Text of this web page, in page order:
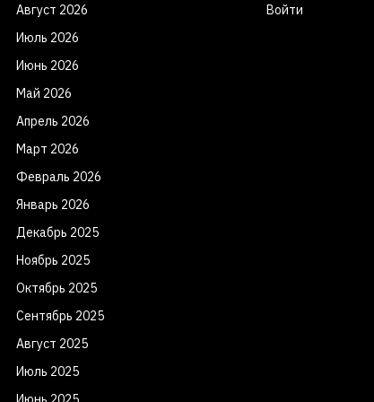
Август 2026
Июль 2026
Июнь 2026
Май 2026
Апрель 2026
Март 2026
Февраль 2026
Январь 2026
Декабрь 2025
Ноябрь 2025
Октябрь 2025
Сентябрь 2025
Август 2025
Июль 2025
Войти